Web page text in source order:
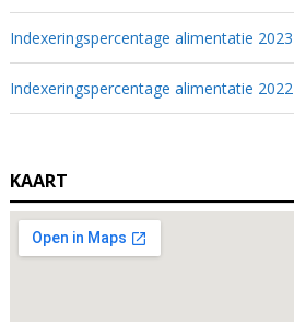
Indexeringspercentage alimentatie 2023
Indexeringspercentage alimentatie 2022
KAART